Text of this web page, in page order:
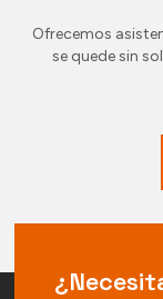
Ofrecemos
se quede sin